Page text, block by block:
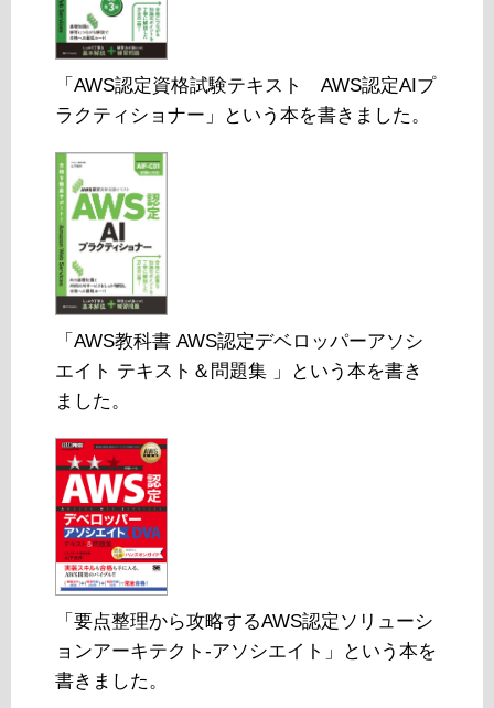
「AWS認定資格試験テキスト AWS認定AIプ
ラクティショナー」という本を書きました。
「AWS教科書 AWS認定デベロッパーアソシ
エイト テキスト＆問題集 」という本を書き
ました。
「要点整理から攻略するAWS認定ソリューシ
ョンアーキテクト-アソシエイト」という本を
書きました。